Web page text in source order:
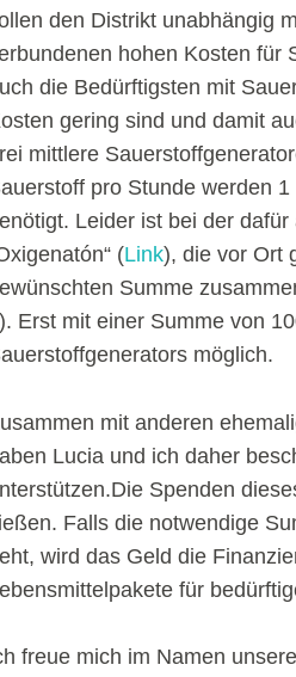
den Distrikt unabhängig
hohen Kosten für
die Bedürftigsten mit
gering sind und damit
mittlere
pro Stunde werden
Leider ist bei der
(Link), die vor Ort
Summe
Erst mit einer Summe von
möglich.
mit anderen
Lucia und ich daher
Spenden
Falls die notwendige
wird das Geld die
für
freue mich im Namen